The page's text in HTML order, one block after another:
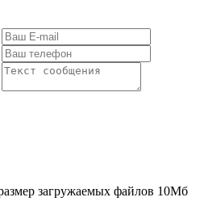
загружаемых файлов 10Мб